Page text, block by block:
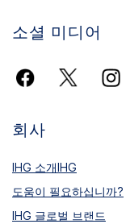
소셜 미디어
회사
IHG 소개IHG
도움이 필요하십니까?
IHG 글로벌 브랜드